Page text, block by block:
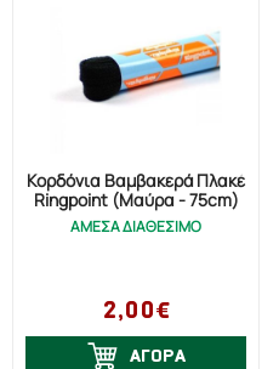
Κορδόνια Βαμβακερά Πλακέ
Ringpoint (Μαύρα - 75cm)
ΑΜΕΣΑ ΔΙΑΘΕΣΙΜΟ
2,00€
ΑΓΟΡΑ